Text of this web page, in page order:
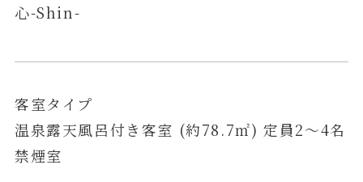
心-Shin-
客室タイプ
温泉露天風呂付き客室 (約78.7㎡) 定員2～4名
禁煙室